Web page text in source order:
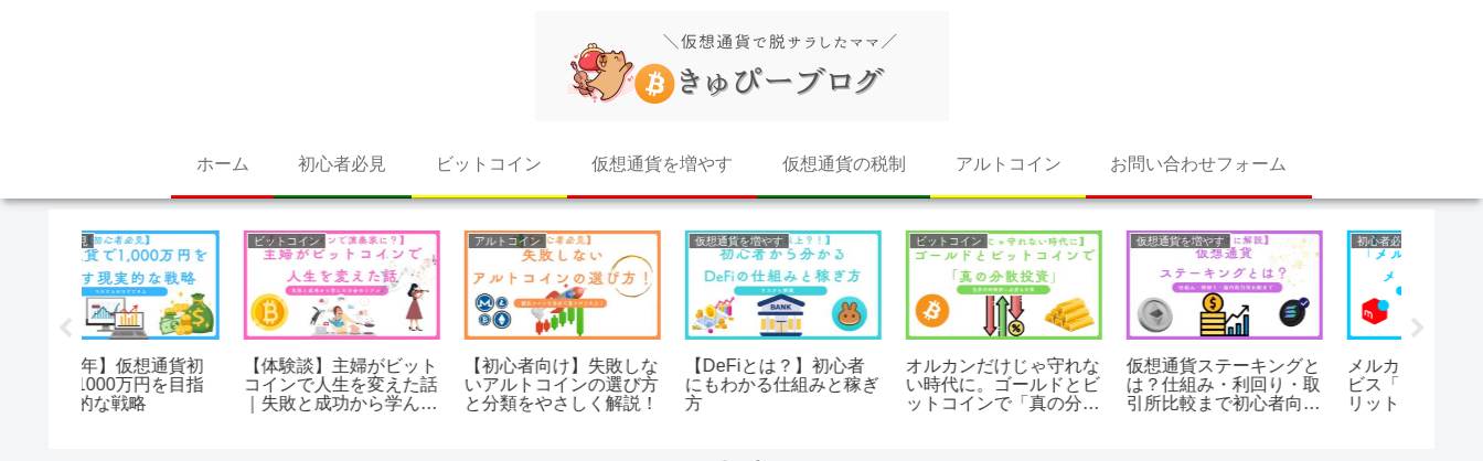
ホーム 初心者必見 ビットコイン 仮想通貨を増やす 仮想通貨の税制 アルトコイン お問い合わせフォーム
ビットコイン
【体験談】主婦がビット
コインで人生を変えた話
｜失敗と成功から学んだ
アルトコイン
【初心者向け】失敗しな
いアルトコインの選び方
と分類をやさしく解説！
仮想通貨を増やす
【DeFiとは？】初心者
にもわかる仕組みと稼ぎ
方
ビットコイン
オルカンだけじゃ守れな
い時代に。ゴールドとビ
ットコインで「真の分散
仮想通貨を増やす
仮想通貨ステーキングと
は？仕組み・利回り・取
引所比較まで初心者向け
初心者必見
メルカリの仮想通貨サー
ビス「メルコイン」のメ
リットと注意点！お得な